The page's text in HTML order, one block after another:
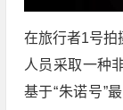
在旅行者1号拍
人员采取一种
基于“朱诺号”